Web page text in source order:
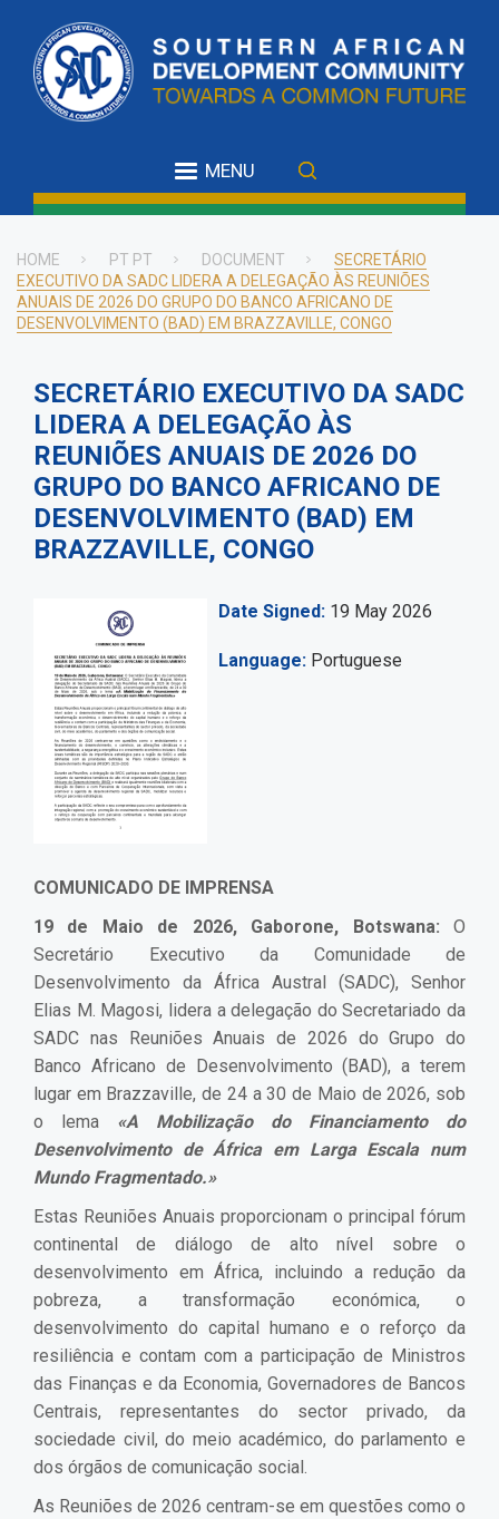
main
content
MENU
Breadcrumb
HOME PT PT DOCUMENT
SECRETÁRIO
EXECUTIVO DA SADC LIDERA A DELEGAÇÃO ÀS REUNIÕES
ANUAIS DE 2026 DO GRUPO DO BANCO AFRICANO DE
DESENVOLVIMENTO (BAD) EM BRAZZAVILLE, CONGO
SECRETÁRIO EXECUTIVO DA SADC
LIDERA A DELEGAÇÃO ÀS
REUNIÕES ANUAIS DE 2026 DO
GRUPO DO BANCO AFRICANO DE
DESENVOLVIMENTO (BAD) EM
BRAZZAVILLE, CONGO
Date Signed 19 May 2026
Language Portuguese
COMUNICADO DE IMPRENSA
19 de Maio de 2026, Gaborone, Botswana: O
Secretário Executivo da Comunidade de
Desenvolvimento da África Austral (SADC), Senhor
Elias M. Magosi, lidera a delegação do Secretariado da
SADC nas Reuniões Anuais de 2026 do Grupo do
Banco Africano de Desenvolvimento (BAD), a terem
lugar em Brazzaville, de 24 a 30 de Maio de 2026, sob
o lema «A Mobilização do Financiamento do
Desenvolvimento de África em Larga Escala num
Mundo Fragmentado.»
Estas Reuniões Anuais proporcionam o principal fórum
continental de diálogo de alto nível sobre o
desenvolvimento em África, incluindo a redução da
pobreza, a transformação económica, o
desenvolvimento do capital humano e o reforço da
resiliência e contam com a participação de Ministros
das Finanças e da Economia, Governadores de Bancos
Centrais, representantes do sector privado, da
sociedade civil, do meio académico, do parlamento e
dos órgãos de comunicação social.
As Reuniões de 2026 centram-se em questões como o